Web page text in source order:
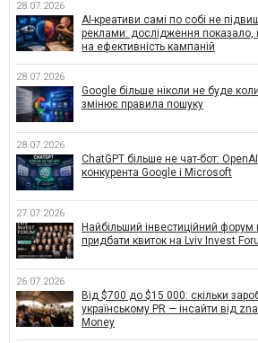
28.07.2026
AI-креативи самі по собі не
реклами: дослідження
на ефективність кампаній
28.07.2026
Google більше ніколи не буде
змінює правила пошуку
28.07.2026
ChatGPT більше не чат-бот:
конкурента Google і Microsoft
27.07.2026
Найбільший інвестиційний форум
придбати квиток на Lviv Invest
26.07.2026
Від $700 до $15 000: скільки
українському PR — інсайти від
Money